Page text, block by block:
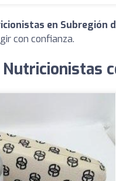
en Subregión
con confianza.
Nutricionistas